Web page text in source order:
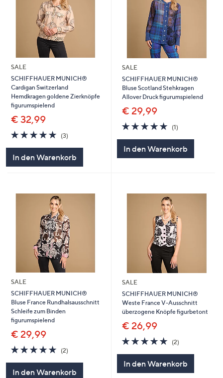
SALE
SCHIFFHAUER MUNICH®
Cardigan Switzerland
Hemdkragen goldene Zierknöpfe
figurumspielend
€ 32,99
5.0
von
(3)3
In den Warenkorb
SALE
SCHIFFHAUER MUNICH®
Bluse Scotland Stehkragen
Allover Druck figurumspielend
€ 29,99
5.0
von
(1)1
In den Warenkorb
SALE
SCHIFFHAUER MUNICH®
Bluse France Rundhalsausschnitt
Schleife zum Binden
figurumspielend
€ 29,99
5.0
von
(2)2
In den Warenkorb
SALE
SCHIFFHAUER MUNICH®
Weste France V-Ausschnitt
überzogene Knöpfe figurbetont
€ 26,99
5.0
von
(2)2
In den Warenkorb